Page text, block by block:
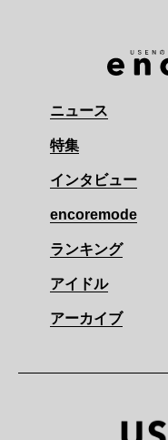
ニュース
特集
インタビュー
encoremode
ランキング
アイドル
アーカイブ